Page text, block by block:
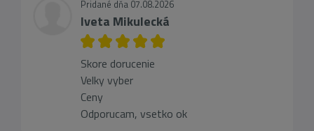
Pridané dňa 07.08.2026
Iveta Mikulecká
Skore dorucenie
Velky vyber
Ceny
Odporucam, vsetko ok